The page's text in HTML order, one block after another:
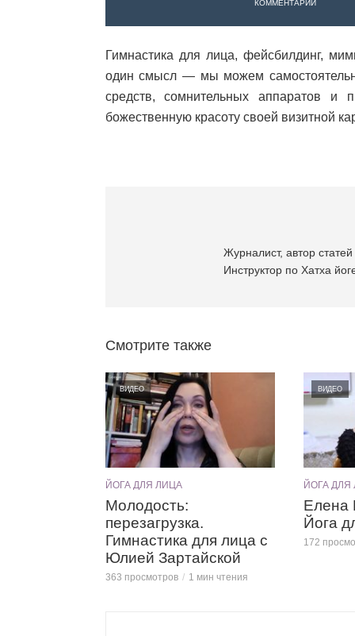
КОММЕНТАРИИ
Гимнастика для лица, фейсбилдинг,
один смысл — мы можем
средств, сомнительных аппаратов и
божественную красоту своей визитной
Журналист, автор
Инструктор по Хатха
Смотрите также
ВИДЕО
ЙОГА ДЛЯ ЛИЦА
Молодость:
перезагрузка.
Гимнастика для лица с
Юлией Зартайской
363 просмотров 1 мин чтения
ВИДЕО
ЙОГА ДЛЯ
Елена
Йога
172